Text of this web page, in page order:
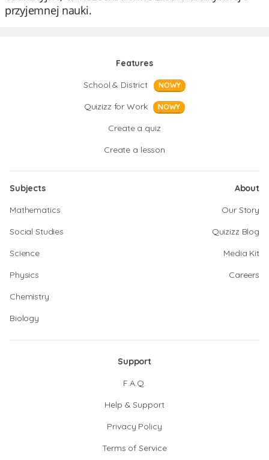
przyjemnej nauki.
Features
School & District
NOWY
Quizizz for Work NOWY
Create a quiz
Create a lesson
Subjects
Mathematics
Social Studies
Science
Physics
Chemistry
Biology
About
Our Story
Quizizz Blog
Media Kit
Careers
Support
F.A.Q.
Help & Support
Privacy Policy
Terms of Service